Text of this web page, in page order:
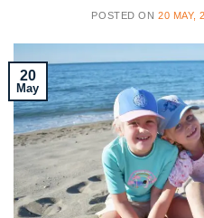
POSTED ON 20 MAY,
20
May